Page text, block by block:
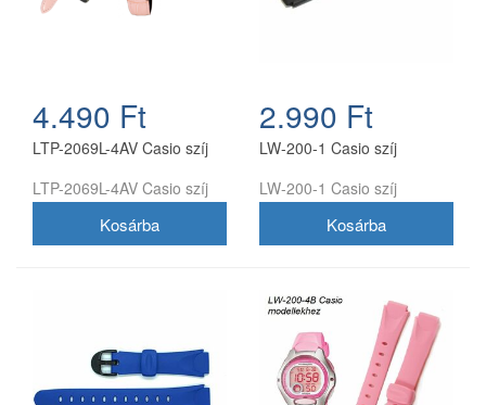
4.490 Ft
LTP-2069L-4AV Casio szíj
LTP-2069L-4AV Casio szíj
2.990 Ft
LW-200-1 Casio szíj
LW-200-1 Casio szíj